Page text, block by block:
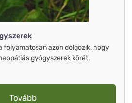
folyamatosan azon dolgozik, hogy
gyógyszerek körét.
Tovább